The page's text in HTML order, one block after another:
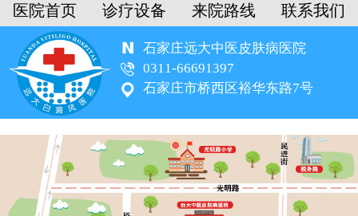
医院首页 诊疗设备 来院路线 联系我们
石家庄远大中医皮肤病医院
0311-66691397
石家庄市桥西区裕华东路7号